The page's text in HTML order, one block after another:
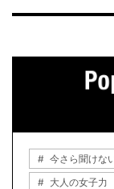
今さら聞けな
大人の女子力